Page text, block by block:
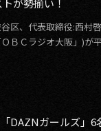
が勢揃い！
区、代表取締役:西
ＢＣラジオ大阪」)が
DAZNガールズ」